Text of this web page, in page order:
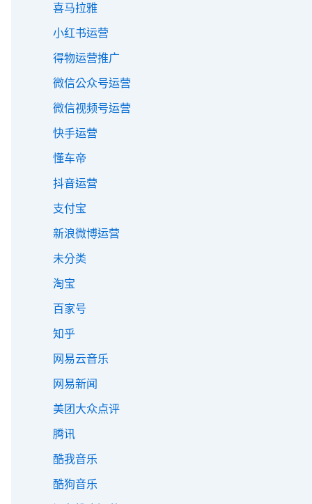
喜马拉雅
小红书运营
得物运营推广
微信公众号运营
微信视频号运营
快手运营
懂车帝
抖音运营
支付宝
新浪微博运营
未分类
淘宝
百家号
知乎
网易云音乐
网易新闻
美团大众点评
腾讯
酷我音乐
酷狗音乐